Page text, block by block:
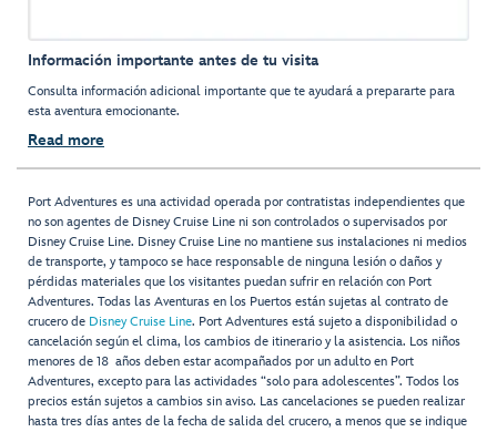
Información importante antes de tu visita
Consulta información adicional importante que te ayudará a prepararte para
esta aventura emocionante.
Read more
Port Adventures es una actividad operada por contratistas independientes que
no son agentes de Disney Cruise Line ni son controlados o supervisados por
Disney Cruise Line. Disney Cruise Line no mantiene sus instalaciones ni medios
de transporte, y tampoco se hace responsable de ninguna lesión o daños y
pérdidas materiales que los visitantes puedan sufrir en relación con Port
Adventures. Todas las Aventuras en los Puertos están sujetas al contrato de
crucero de Disney Cruise Line. Port Adventures está sujeto a disponibilidad o
cancelación según el clima, los cambios de itinerario y la asistencia. Los niños
menores de 18 años deben estar acompañados por un adulto en Port
Adventures, excepto para las actividades “solo para adolescentes”. Todos los
precios están sujetos a cambios sin aviso. Las cancelaciones se pueden realizar
hasta tres días antes de la fecha de salida del crucero, a menos que se indique